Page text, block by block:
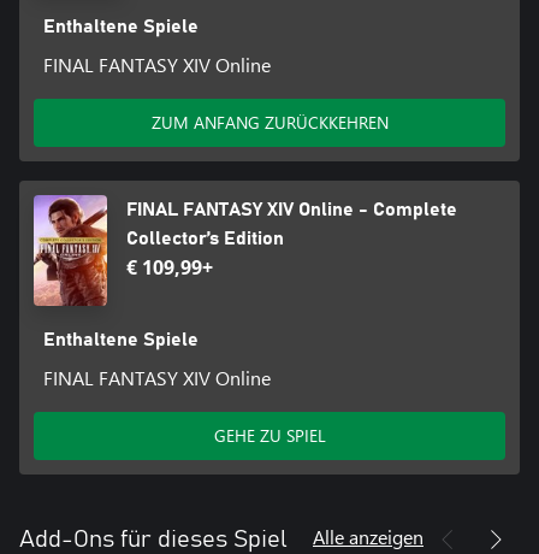
XIV. https://www.finalfantasyxiv.com/.
• Aktive Xbox Game Pass Essential-, Xbox Game Pass Premium-
Enthaltene Spiele
FINAL FANTASY XIV Online
ZUM ANFANG ZURÜCKKEHREN
FINAL FANTASY XIV Online - Complete
Collector’s Edition
€ 109,99+
Enthaltene Spiele
FINAL FANTASY XIV Online
GEHE ZU SPIEL
Add-Ons für dieses Spiel Alle anzeigen